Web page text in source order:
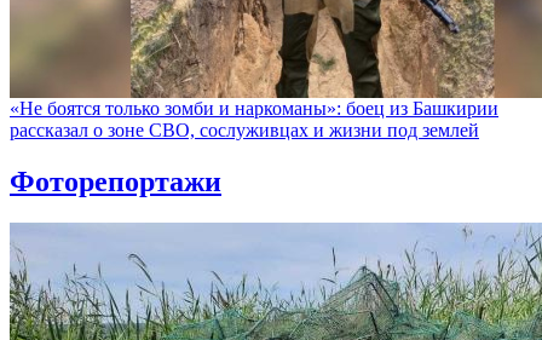
«Не боятся только зомби и наркоманы»: боец из Башкирии
рассказал о зоне СВО, сослуживцах и жизни под землей
Фоторепортажи